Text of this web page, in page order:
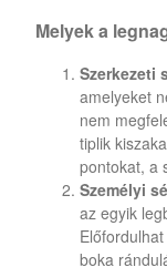
Melyek a
Szerkezeti
amelyeket
nem
tiplik
pontokat, a
Személyi
az egyik
boka